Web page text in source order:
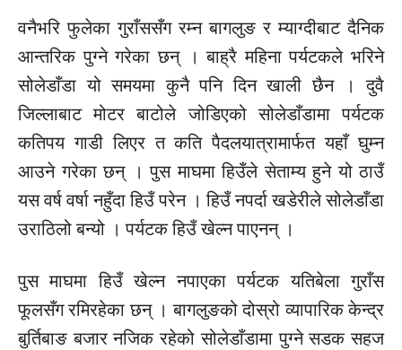
वनैभरि फुलेका गुराँससँग रम्न बागलुङ र म्याग्दीबाट दैनिक
आन्तरिक पुग्ने गरेका छन् । बाह्रै महिना पर्यटकले भरिने
सोलेडाँडा यो समयमा कुनै पनि दिन खाली छैन । दुवै
जिल्लाबाट मोटर बाटोले जोडिएको सोलेडाँडामा पर्यटक
कतिपय गाडी लिएर त कति पैदलयात्रामार्फत यहाँ घुम्न
आउने गरेका छन् । पुस माघमा हिउँले सेताम्य हुने यो ठाउँ
यस वर्ष वर्षा नहुँदा हिउँ परेन । हिउँ नपर्दा खडेरीले सोलेडाँडा
उराठिलो बन्यो । पर्यटक हिउँ खेल्न पाएनन् ।
पुस माघमा हिउँ खेल्न नपाएका पर्यटक यतिबेला गुराँस
फूलसँग रमिरहेका छन् । बागलुङको दोस्रो व्यापारिक केन्द्र
बुर्तिबाङ बजार नजिक रहेको सोलेडाँडामा पुग्ने सडक सहज